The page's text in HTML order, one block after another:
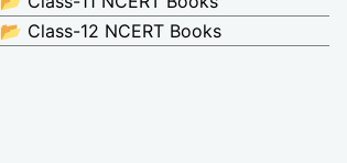
📂 Class-12 NCERT Books